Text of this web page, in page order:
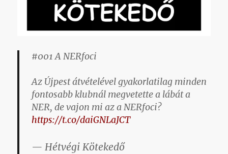
#001 A NERfoci
Az Újpest átvételével gyakorlatilag minden
fontosabb klubnál megvetette a lábát a
NER, de vajon mi az a NERfoci?
https://t.co/daiGNLaJCT
— Hétvégi Kötekedő